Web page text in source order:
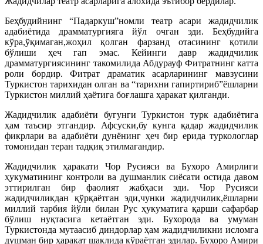
Беҳбудийнинг “Падаркуш”номли театр асари жадидчилик
адабиётида драмматургияга йўл очган эди. Беҳбудийга
кўра,ўқимаган,жоҳил қолган фарзанд отасининг қотили
бўлиши ҳеч гап эмас. Кейинги давр жадидчилик
драмматургиясининг такомилида Абдурауф Фитратнинг катта
роли бордир. Фитрат драматик асарларининг мавзусини
Туркистон тарихидан олган ва “тарихни гапиртириб”ёшларни
Туркистон миллий ҳаётига боғлашга ҳаракат қилганди.
Жадидчилик адабиёти бугунги Туркистон турк адабиётига
ҳам таъсир этгандир. Афсуски,бу кунга қадар жадидчилик
фикрлари ва адабиёти дунёнинг ҳеч бир ерида туркологлар
томонидан теран тадқиқ этилмагандир.
Жадидчилик ҳаракати Чор Русияси ва Бухоро Амирлиги
ҳукуматининг контроли ва душманлик сиёсати остида давом
эттирилган бир фаолият жабҳаси эди. Чор Русияси
жадидчиликдан қўрқаётган эди,чунки жадидчилик,ёшларни
миллий тарбия йўли билан Рус ҳукуматига қарши сафарбар
бўлиш нуқтасига кетаётган эди. Бухорода ва умуман
Туркистонда мутаасиб диндорлар ҳам жадидчиликни исломга
душман бир ҳаракат шаклида кўраётган эдилар. Бухоро Амири